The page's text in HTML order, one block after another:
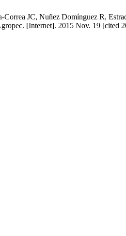
Correa JC, Nuñez Domínguez R,
[Internet]. 2015 Nov. 19 [cited